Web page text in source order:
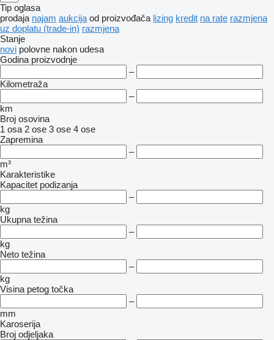
Tip oglasa
prodaja najam aukcija od proizvođača lizing kredit na rate razmjena
uz doplatu (trade-in) razmjena
Stanje
novi polovne nakon udesa
Godina proizvodnje
–
Kilometraža
–
km
Broj osovina
1 osa 2 ose 3 ose 4 ose
Zapremina
–
m³
Karakteristike
Kapacitet podizanja
–
kg
Ukupna težina
–
kg
Neto težina
–
kg
Visina petog točka
–
mm
Karoserija
Broj odjeljaka